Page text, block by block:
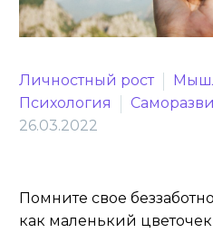
Личностный рост
Психология
26.03.2022
Помните свое
как маленький